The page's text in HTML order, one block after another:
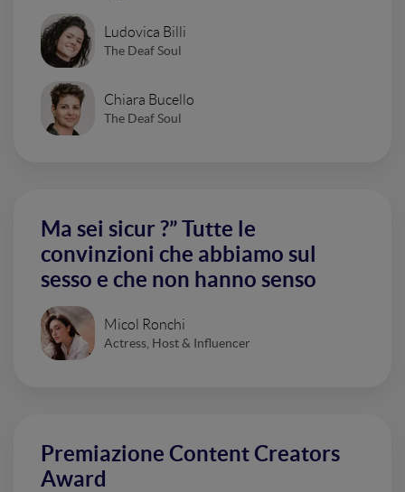
Ludovica Billi
The Deaf Soul
Chiara Bucello
The Deaf Soul
Ma sei sicur ?” Tutte le
convinzioni che abbiamo sul
sesso e che non hanno senso
Micol Ronchi
Actress, Host & Influencer
Premiazione Content Creators
Award